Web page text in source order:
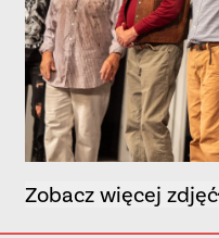
Zobacz więcej zdjęć